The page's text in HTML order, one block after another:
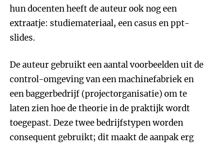
hun docenten heeft de auteur ook nog een
extraatje: studiemateriaal, een casus en ppt-
slides.
De auteur gebruikt een aantal voorbeelden uit de
control-omgeving van een machinefabriek en
een baggerbedrijf (projectorganisatie) om te
laten zien hoe de theorie in de praktijk wordt
toegepast. Deze twee bedrijfstypen worden
consequent gebruikt; dit maakt de aanpak erg